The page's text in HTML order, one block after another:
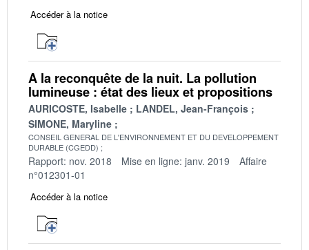
Accéder à la notice
A la reconquête de la nuit. La pollution
lumineuse : état des lieux et propositions
AURICOSTE, Isabelle
LANDEL, Jean-François
SIMONE, Maryline
CONSEIL GENERAL DE L'ENVIRONNEMENT ET DU DEVELOPPEMENT
DURABLE (CGEDD)
Rapport: nov. 2018 Mise en ligne: janv. 2019
Affaire
n°012301-01
Accéder à la notice